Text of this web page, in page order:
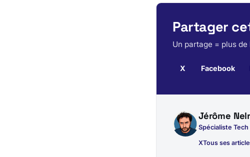
Partager
Un partage = plus
X Facebook
Jérôme
Spécialiste Tech
XTous ses